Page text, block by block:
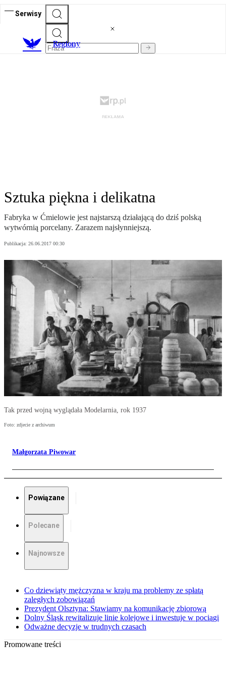
Serwisy
Regiony
Sztuka piękna i delikatna
Fabryka w Ćmielowie jest najstarszą działającą do dziś polską
wytwórnią porcelany. Zarazem najsłynniejszą.
Publikacja: 26.06.2017 00:30
Tak przed wojną wyglądała Modelarnia, rok 1937
Foto: zdjecie z archiwum
Małgorzata Piwowar
Powiązane
Polecane
Najnowsze
Co dziewiąty mężczyzna w kraju ma problemy ze spłatą
zaległych zobowiązań
Prezydent Olsztyna: Stawiamy na komunikację zbiorową
Dolny Śląsk rewitalizuje linie kolejowe i inwestuje w pociągi
Odważne decyzje w trudnych czasach
Promowane treści